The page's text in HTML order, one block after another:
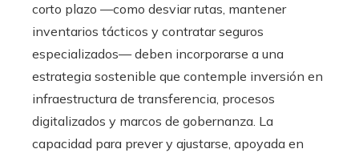
corto plazo —como desviar rutas, mantener
inventarios tácticos y contratar seguros
especializados— deben incorporarse a una
estrategia sostenible que contemple inversión en
infraestructura de transferencia, procesos
digitalizados y marcos de gobernanza. La
capacidad para prever y ajustarse, apoyada en